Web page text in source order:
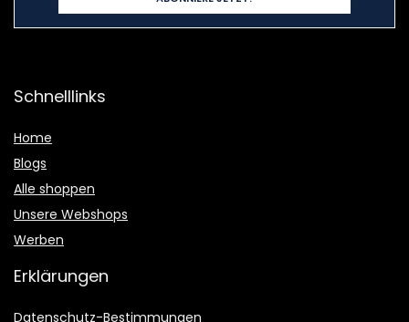
Schnelllinks
Home
Blogs
Alle shoppen
Unsere Webshops
Werben
Erklärungen
Datenschutz-Bestimmungen